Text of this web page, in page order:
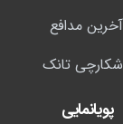
آخرین مدافع
شکارچی تانک
پویانمایی